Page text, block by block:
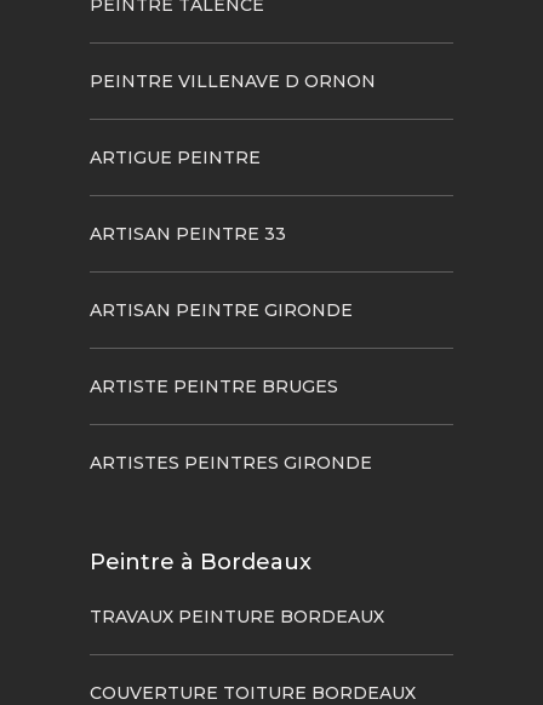
PEINTRE TALENCE
PEINTRE VILLENAVE D ORNON
ARTIGUE PEINTRE
ARTISAN PEINTRE 33
ARTISAN PEINTRE GIRONDE
ARTISTE PEINTRE BRUGES
ARTISTES PEINTRES GIRONDE
Peintre à Bordeaux
TRAVAUX PEINTURE BORDEAUX
COUVERTURE TOITURE BORDEAUX